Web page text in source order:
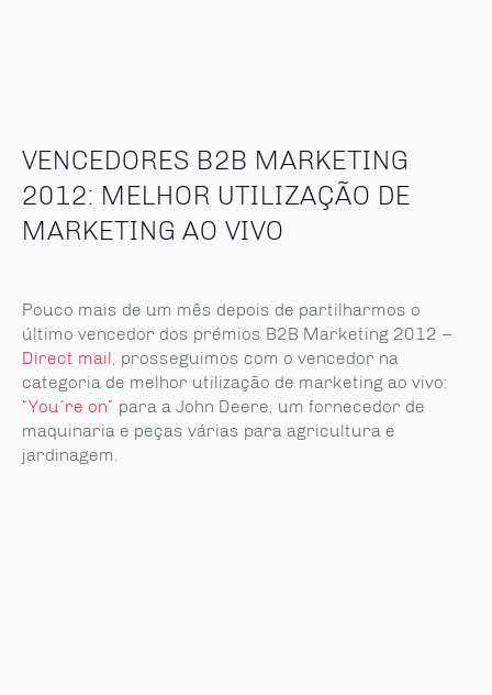
VENCEDORES B2B MARKETING
2012: MELHOR UTILIZAÇÃO DE
MARKETING AO VIVO
Pouco mais de um mês depois de partilharmos o
último vencedor dos prémios B2B Marketing 2012 –
Direct mail, prosseguimos com o vencedor na
categoria de melhor utilização de marketing ao vivo:
“You´re on” para a John Deere, um fornecedor de
maquinaria e peças várias para agricultura e
jardinagem.